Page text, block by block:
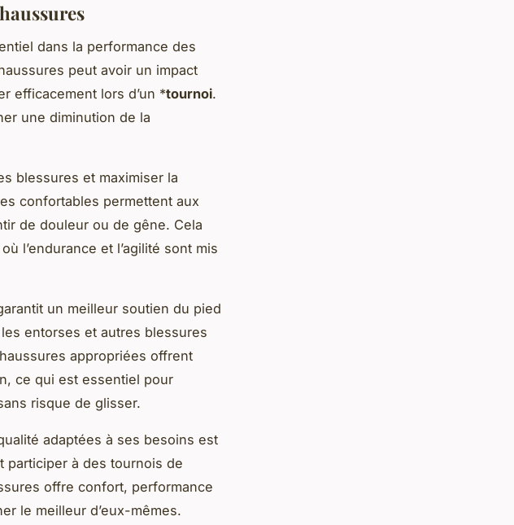
dans la performance des
peut avoir un impact
efficacement lors d’un *tournoi.
une diminution de la
blessures et maximiser la
confortables permettent aux
de douleur ou de gêne. Cela
l’endurance et l’agilité sont mis
un meilleur soutien du pied
entorses et autres blessures
appropriées offrent
ce qui est essentiel pour
risque de glisser.
adaptées à ses besoins est
participer à des tournois de
offre confort, performance
le meilleur d’eux-mêmes.